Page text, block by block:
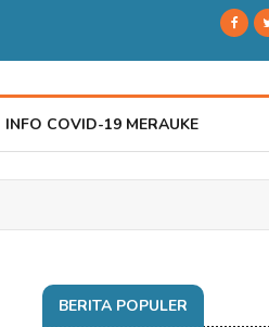
INFO COVID-19 MERAUKE
BERITA POPULER